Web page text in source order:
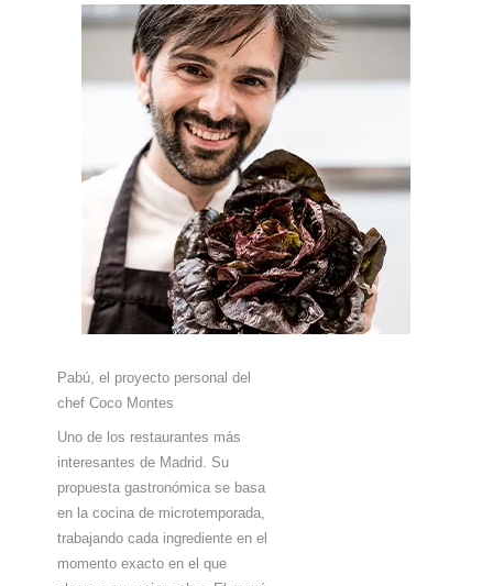
Pabú, el proyecto personal del
chef Coco Montes
Uno de los restaurantes más
interesantes de Madrid. Su
propuesta gastronómica se basa
en la cocina de microtemporada,
trabajando cada ingrediente en el
momento exacto en el que